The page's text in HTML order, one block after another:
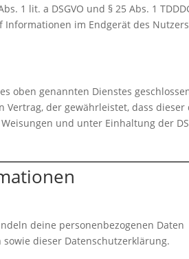
1 lit. a DSGVO und § 25 Abs. 1
im Endgerät des
oben genannten Dienstes
der gewährleistet, dass dieser
und unter Einhaltung der
deine personenbezogenen Daten
dieser Datenschutzerklärung.